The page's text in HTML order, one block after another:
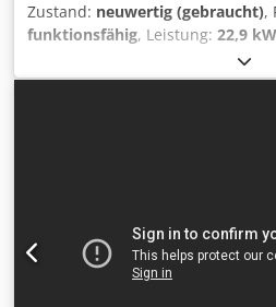
Zustand: neuwertig (gebraucht),
funktionsfähig, Leistung: 22,9
,
2015, Betriebsstunden:300 h,
Tandemwalze mit Oszillation